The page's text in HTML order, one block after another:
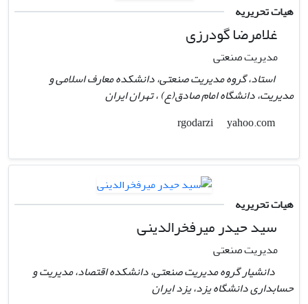
هیات تحریریه
غلامرضا گودرزی
مدیریت صنعتی
استاد، گروه مدیریت صنعتی، دانشکده معارف اسلامی و
مدیریت، دانشگاه امام صادق(ع) ، تهران ایران
yahoo.com
هیات تحریریه
سید حیدر میرفخرالدینی
مدیریت صنعتی
دانشیار گروه مدیریت صنعتی، دانشکده اقتصاد، مدیریت و
حسابداری دانشگاه یزد، یزد ایران